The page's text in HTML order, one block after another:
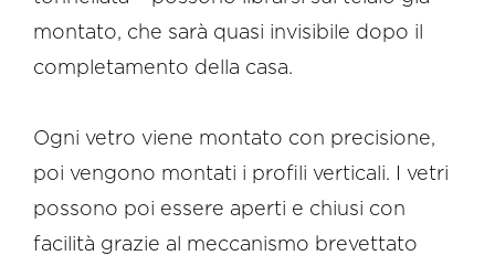
montato, che sarà quasi invisibile dopo il
completamento della casa.
Ogni vetro viene montato con precisione,
poi vengono montati i profili verticali. I vetri
possono poi essere aperti e chiusi con
facilità grazie al meccanismo brevettato